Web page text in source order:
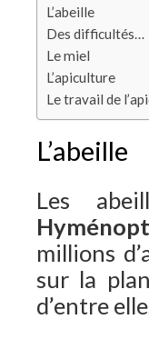
L’abeille
Des difficultés…
Le miel
L’apiculture
Le travail de
L’abeille
Les
millions
sur la
d’entre